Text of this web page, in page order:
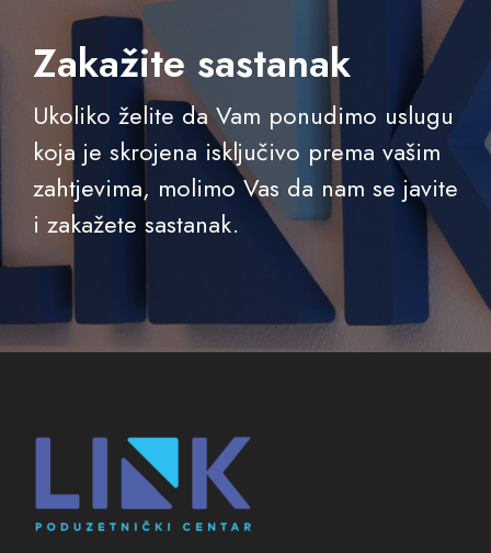
Zakažite sastanak
Ukoliko želite da Vam ponudimo uslugu
koja je skrojena isključivo prema vašim
zahtjevima, molimo Vas da nam se javite
i zakažete sastanak.